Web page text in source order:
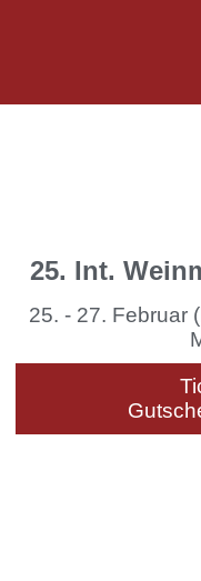
25. Int.
25. - 27. Februar